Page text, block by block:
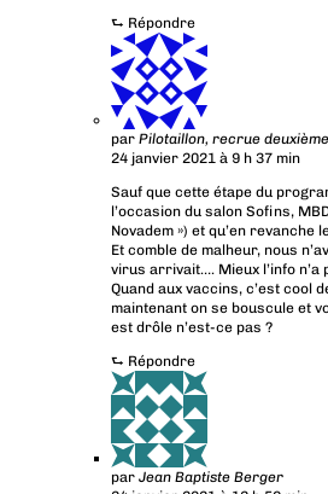
⮑ Répondre
par Pilotaillon, recrue
24 janvier 2021 à 9 h 37 min
Sauf que cette étape du
l’occasion du salon Sofins,
Novadem ») et qu’en revanche
Et comble de malheur, nous
virus arrivait…. Mieux l’info
Quand aux vaccins, c’est cool
maintenant on se bouscule et
est drôle n’est-ce pas ?
⮑ Répondre
par Jean Baptiste Berger